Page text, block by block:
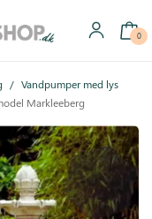
0
/ Vandpumper med lys
Markleeberg